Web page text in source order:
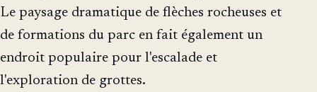
Le paysage dramatique de flèches rocheuses et
de formations du parc en fait également un
endroit populaire pour l'escalade et
l'exploration de grottes.